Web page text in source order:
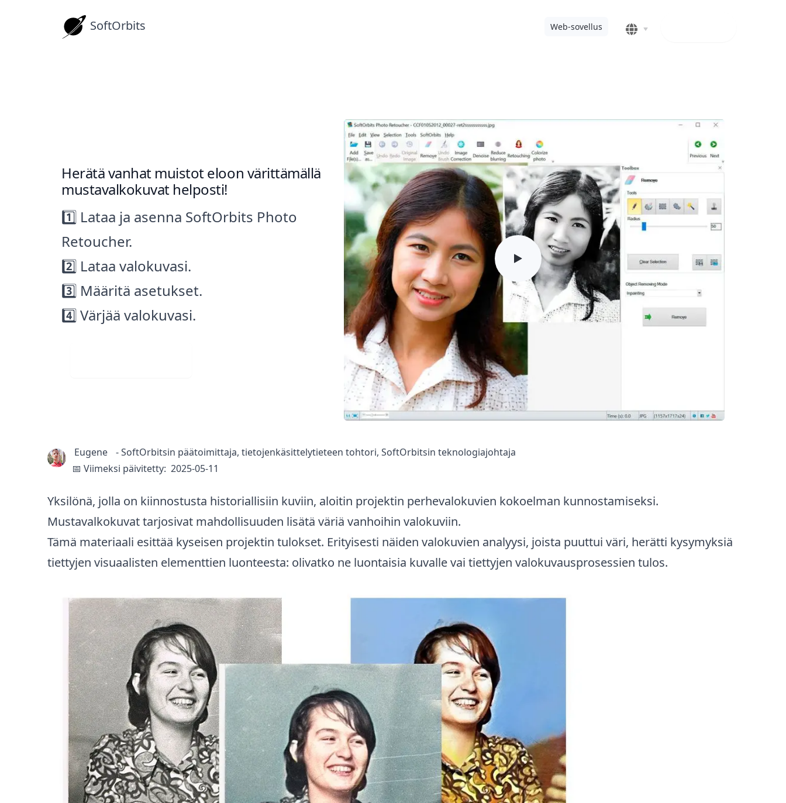
SoftOrbits Web-sovellus
Herätä vanhat muistot eloon värittämällä
mustavalkokuvat helposti!
1️⃣ Lataa ja asenna SoftOrbits Photo
Retoucher.
2️⃣ Lataa valokuvasi.
3️⃣ Määritä asetukset.
4️⃣ Värjää valokuvasi.
Eugene -SoftOrbitsin päätoimittaja, tietojenkäsittelytieteen tohtori, SoftOrbitsin teknologiajohtaja
📅 Viimeksi päivitetty: 2025-05-11
Yksilönä, jolla on kiinnostusta historiallisiin kuviin, aloitin projektin perhevalokuvien kokoelman kunnostamiseksi.
Mustavalkokuvat tarjosivat mahdollisuuden lisätä väriä vanhoihin valokuviin.
Tämä materiaali esittää kyseisen projektin tulokset. Erityisesti näiden valokuvien analyysi, joista puuttui väri, herätti kysymyksiä
tiettyjen visuaalisten elementtien luonteesta: olivatko ne luontaisia kuvalle vai tiettyjen valokuvausprosessien tulos.